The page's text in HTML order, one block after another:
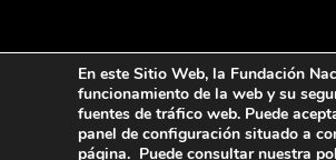
En este Sitio Web, la Fundación
funcionamiento de la web y su
fuentes de tráfico web. Puede
panel de configuración situado a
página. Puede consultar nuestra